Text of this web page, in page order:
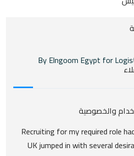
والخصوصية
Recruiting for my required role
UK jumped in with several